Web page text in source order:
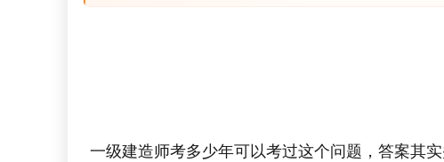
一级建造师考多少年可以考过这个问题，答案其